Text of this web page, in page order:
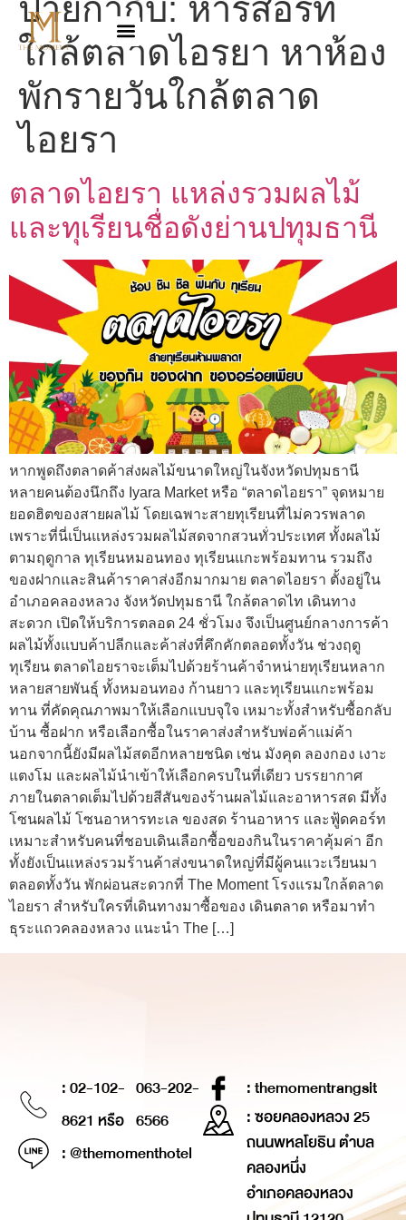
ป้ายกำกับ: หารีสอร์ท
ใกล้ตลาดไอรยา หาห้อง
พักรายวันใกล้ตลาด
ไอยรา
ตลาดไอยรา แหล่งรวมผลไม้
และทุเรียนชื่อดังย่านปทุมธานี
หากพูดถึงตลาดค้าส่งผลไม้ขนาดใหญ่ในจังหวัดปทุมธานี
หลายคนต้องนึกถึง Iyara Market หรือ “ตลาดไอยรา” จุดหมาย
ยอดฮิตของสายผลไม้ โดยเฉพาะสายทุเรียนที่ไม่ควรพลาด
เพราะที่นี่เป็นแหล่งรวมผลไม้สดจากสวนทั่วประเทศ ทั้งผลไม้
ตามฤดูกาล ทุเรียนหมอนทอง ทุเรียนแกะพร้อมทาน รวมถึง
ของฝากและสินค้าราคาส่งอีกมากมาย ตลาดไอยรา ตั้งอยู่ใน
อำเภอคลองหลวง จังหวัดปทุมธานี ใกล้ตลาดไท เดินทาง
สะดวก เปิดให้บริการตลอด 24 ชั่วโมง จึงเป็นศูนย์กลางการค้า
ผลไม้ทั้งแบบค้าปลีกและค้าส่งที่คึกคักตลอดทั้งวัน ช่วงฤดู
ทุเรียน ตลาดไอยราจะเต็มไปด้วยร้านค้าจำหน่ายทุเรียนหลาก
หลายสายพันธุ์ ทั้งหมอนทอง ก้านยาว และทุเรียนแกะพร้อม
ทาน ที่คัดคุณภาพมาให้เลือกแบบจุใจ เหมาะทั้งสำหรับซื้อกลับ
บ้าน ซื้อฝาก หรือเลือกซื้อในราคาส่งสำหรับพ่อค้าแม่ค้า
นอกจากนี้ยังมีผลไม้สดอีกหลายชนิด เช่น มังคุด ลองกอง เงาะ
แตงโม และผลไม้นำเข้าให้เลือกครบในที่เดียว บรรยากาศ
ภายในตลาดเต็มไปด้วยสีสันของร้านผลไม้และอาหารสด มีทั้ง
โซนผลไม้ โซนอาหารทะเล ของสด ร้านอาหาร และฟู้ดคอร์ท
เหมาะสำหรับคนที่ชอบเดินเลือกซื้อของกินในราคาคุ้มค่า อีก
ทั้งยังเป็นแหล่งรวมร้านค้าส่งขนาดใหญ่ที่มีผู้คนแวะเวียนมา
ตลอดทั้งวัน พักผ่อนสะดวกที่ The Moment โรงแรมใกล้ตลาด
ไอยรา สำหรับใครที่เดินทางมาซื้อของ เดินตลาด หรือมาทำ
ธุระแถวคลองหลวง แนะนำ The […]
: 02-102-
8621 หรือ
063-202-
6566
: @themomenthotel
: themomentrangsit
: ซอยคลองหลวง 25
ถนนพหลโยธิน ตำบล
คลองหนึ่ง
อำเภอคลองหลวง